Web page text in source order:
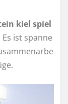
kiel spiel
ist spanne